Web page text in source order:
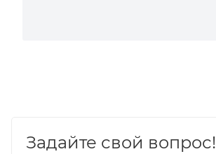
Задайте свой вопрос!